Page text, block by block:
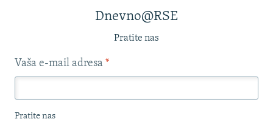
Dnevno@RSE
Pratite nas
Vaša e-mail adresa *
Pratite nas